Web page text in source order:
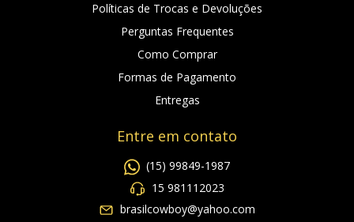
Políticas de Trocas e Devoluções
Perguntas Frequentes
Como Comprar
Formas de Pagamento
Entregas
Entre em contato
(15) 99849-1987
15 981112023
brasilcowboy@yahoo.com